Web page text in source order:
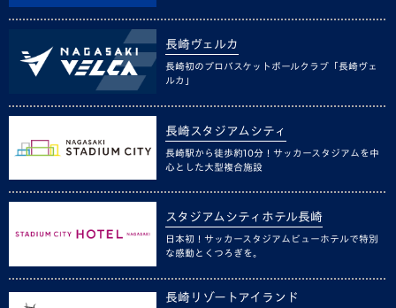
長崎ヴェルカ
長崎初のプロバスケットボールクラブ「長崎ヴェ
ルカ」
長崎スタジアムシティ
長崎駅から徒歩約10分！サッカースタジアムを中
心とした大型複合施設
スタジアムシティホテル長崎
日本初！サッカースタジアムビューホテルで特別
な感動とくつろぎを。
長崎リゾートアイランド